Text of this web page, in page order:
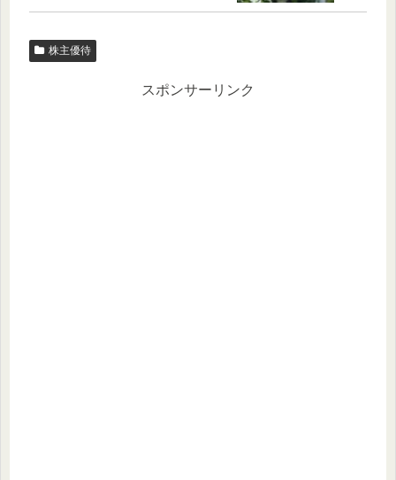
株主優待
スポンサーリンク